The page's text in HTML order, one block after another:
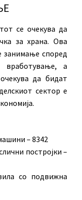
се очекува да
за храна. Ова
занимање според
вработување, а
да бидат
сектор е
– 8342
постројки –
со подвижна